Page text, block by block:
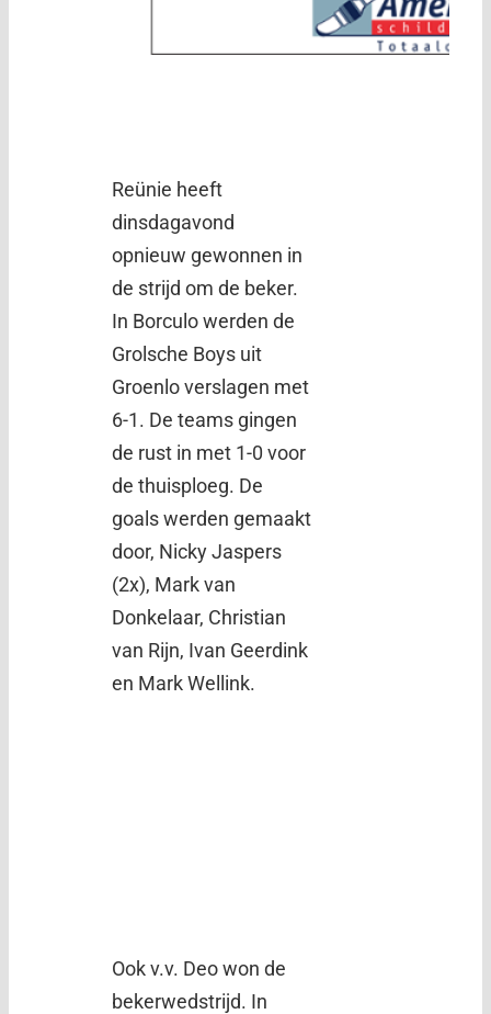
Reünie heeft
dinsdagavond
opnieuw gewonnen in
de strijd om de beker.
In Borculo werden de
Grolsche Boys uit
Groenlo verslagen met
6-1. De teams gingen
de rust in met 1-0 voor
de thuisploeg. De
goals werden gemaakt
door, Nicky Jaspers
(2x), Mark van
Donkelaar, Christian
van Rijn, Ivan Geerdink
en Mark Wellink.
Ook v.v. Deo won de
bekerwedstrijd. In